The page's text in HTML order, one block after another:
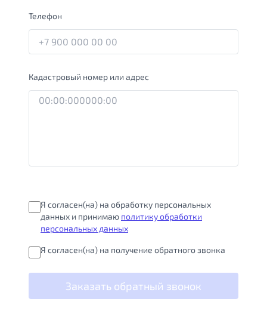
Телефон
Кадастровый номер или адрес
Я согласен(на) на обработку персональных
данных и принимаю политику обработки
персональных данных
Я согласен(на) на получение обратного звонка
Заказать обратный звонок